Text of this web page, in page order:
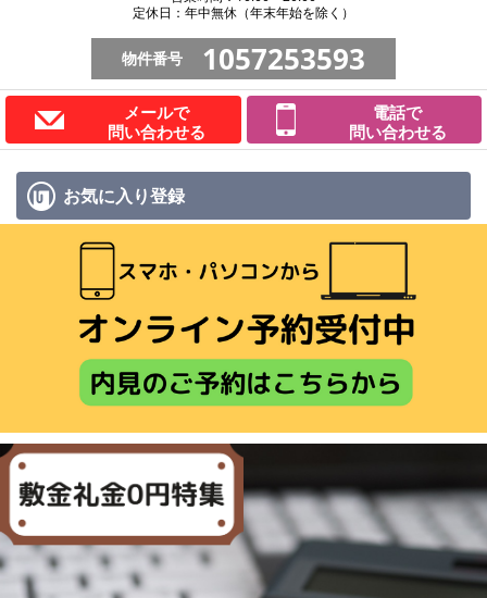
定休日：年中無休（年末年始を除く）
物件番号 1057253593
メールで
問い合わせる
電話で
問い合わせる
お気に入り登録